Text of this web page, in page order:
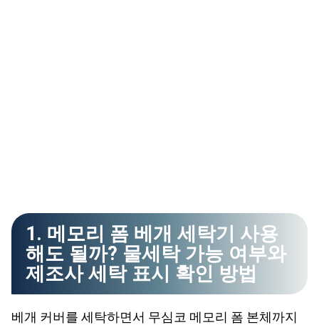
1. 메모리 폼 베개 세탁기 사용
해도 될까? 물세탁 가능 여부와
제조사 세탁 표시 확인 방법
베개 커버를 세탁하면서 무심코 메모리 폼 본체까지